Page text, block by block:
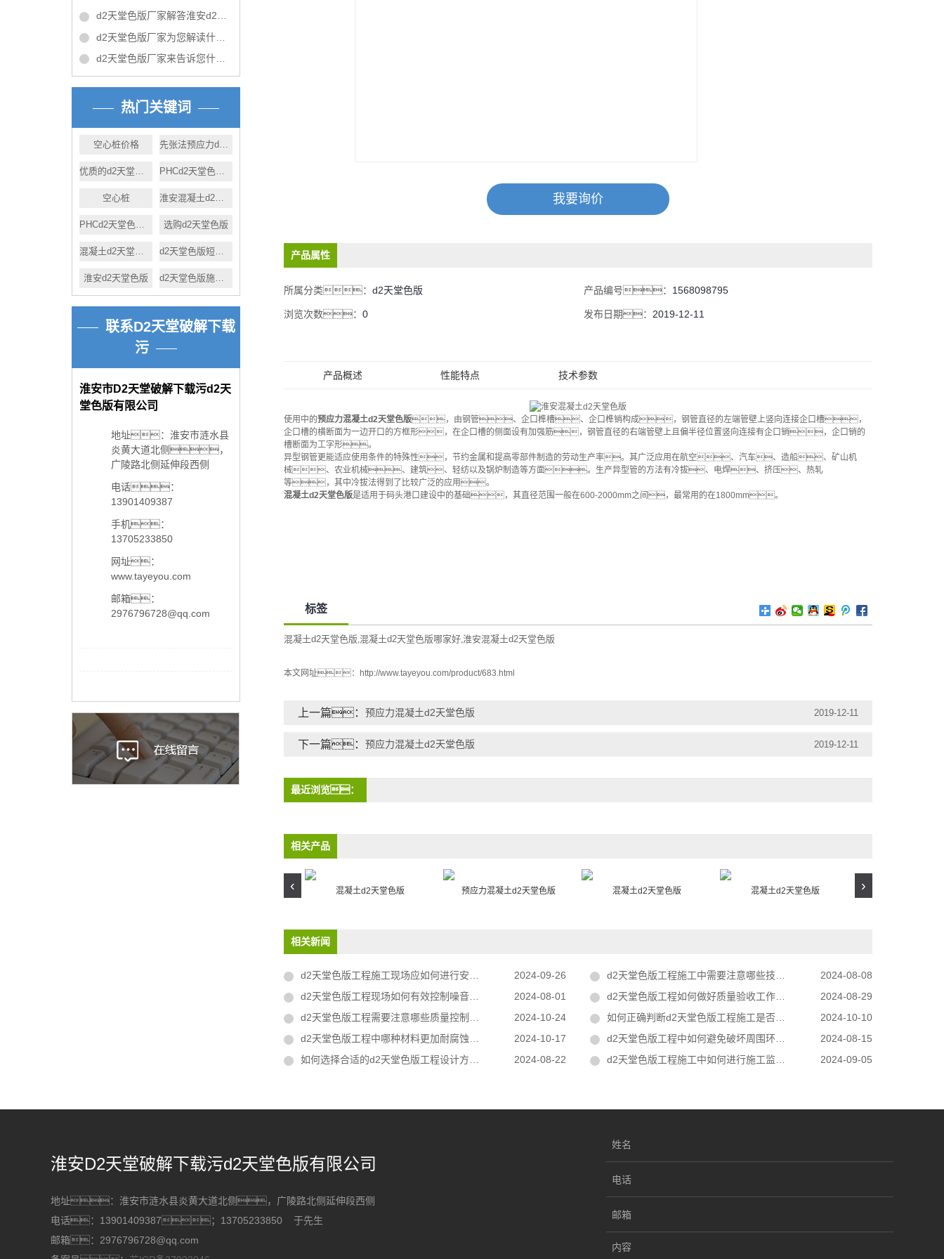
d2天堂色版厂家解答淮安d2天堂色版施工时应注意的问题！
d2天堂色版厂家为您解读什么是预应力d2天堂色版
d2天堂色版厂家来告诉您什么是沉桩
热门关键词
空心桩价格 先张法预应力d2天堂色版
优质的d2天堂色版 PHCd2天堂色版价格
空心桩 淮安混凝土d2天堂色版短视频
PHCd2天堂色版哪家好 选购d2天堂色版
混凝土d2天堂色版规格 d2天堂色版短视频哪家好
淮安d2天堂色版 d2天堂色版施工人员
联系D2天堂破解下载
污
淮安市D2天堂破解下载污d2天
堂色版有限公司
地址：淮安市涟水县
炎黄大道北侧，
广陵路北侧延伸段西侧
电话：
13901409387
手机：
13705233850
网址：
www.tayeyou.com
邮箱：
2976796728@qq.com
我要询价
产品属性
所属分类： d2天堂色版 产品编号： 1568098795
浏览次数： 0 发布日期：2019-12-11
产品概述 性能特点 技术参数
使用中的预应力混凝土d2天堂色版，由钢管、企口榫槽、企口榫销构成，钢管直径的左端管壁上竖向连接企口槽，
企口槽的横断面为一边开口的方框形，在企口槽的侧面设有加强筋，钢管直径的右端管壁上且偏半径位置竖向连接有企口销，企口销的
槽断面为工字形。
异型钢管更能适应使用条件的特殊性，节约金属和提高零部件制造的劳动生产率。其广泛应用在航空、汽车、造船、矿山机
械、农业机械、建筑、轻纺以及锅炉制造等方面。生产异型管的方法有冷拔、电焊、挤压、热轧
等，其中冷拔法得到了比较广泛的应用。
混凝土d2天堂色版是适用于码头港口建设中的基础，其直径范围一般在600-2000mm之间，最常用的在1800mm。
标签
混凝土d2天堂色版,混凝土d2天堂色版哪家好,淮安混凝土d2天堂色版
本文网址： http://www.tayeyou.com/product/683.html
上一篇： 预应力混凝土d2天堂色版 2019-12-11
下一篇： 预应力混凝土d2天堂色版 2019-12-11
最近浏览：
相关产品
混凝土d2天堂色版 预应力混凝土d2天堂色版 混凝土d2天堂色版 混凝土d2天堂色版
‹ ›
相关新闻
d2天堂色版工程施工现场应如何进行安全防护工作？ 2024-09-26 d2天堂色版工程施工中需要注意哪些技术细节？
2024-08-08
d2天堂色版工程现场如何有效控制噪音和粉尘？
2024-08-01 d2天堂色版工程如何做好质量验收工作？
2024-08-29
d2天堂色版工程需要注意哪些质量控制要点？
2024-10-24 如何正确判断d2天堂色版工程施工是否合格？
2024-10-10
d2天堂色版工程中哪种材料更加耐腐蚀？
2024-10-17 d2天堂色版工程中如何避免破坏周围环境？
2024-08-15
如何选择合适的d2天堂色版工程设计方案？
2024-08-22 d2天堂色版工程施工中如何进行施工监理工作？ 2024-09-05
淮安D2天堂破解下载污d2天堂色版有限公司
地址：淮安市涟水县炎黄大道北侧，广陵路北侧延伸段西侧
电话：13901409387；13705233850 于先生
邮箱：2976796728@qq.com
姓名
电话
邮箱
内容